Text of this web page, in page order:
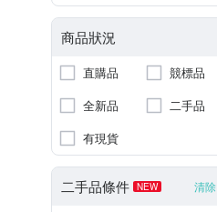
商品狀況
直購品
競標品
全新品
二手品
有現貨
二手品條件 NEW 清除